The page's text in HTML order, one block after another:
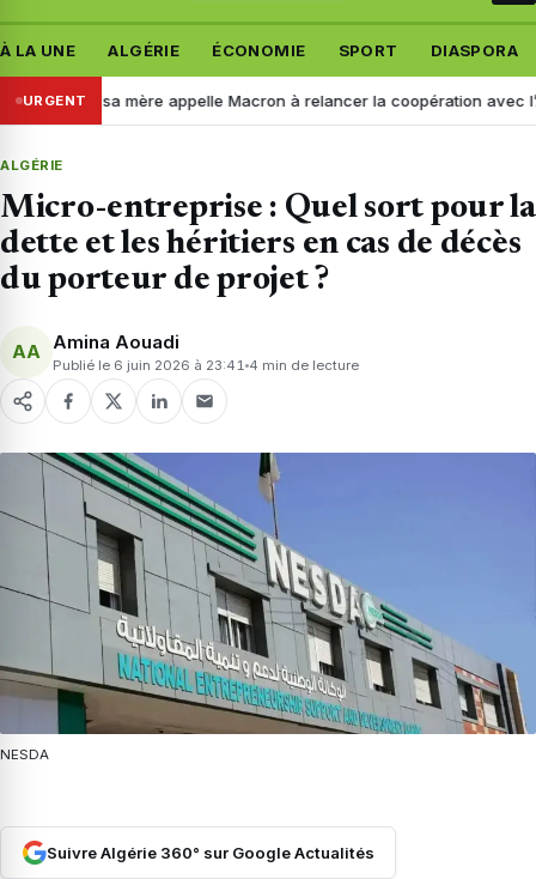
À LA UNE ALGÉRIE ÉCONOMIE SPORT DIASPORA
URGENT
: sa mère appelle Macron à relancer la coopération avec l’Algérie
ALGÉRIE
Micro-entreprise : Quel sort pour la
dette et les héritiers en cas de décès
du porteur de projet ?
AA Amina Aouadi
Publié le 6 juin 2026 à 23:41 4 min de lecture
NESDA
Suivre Algérie 360° sur Google Actualités